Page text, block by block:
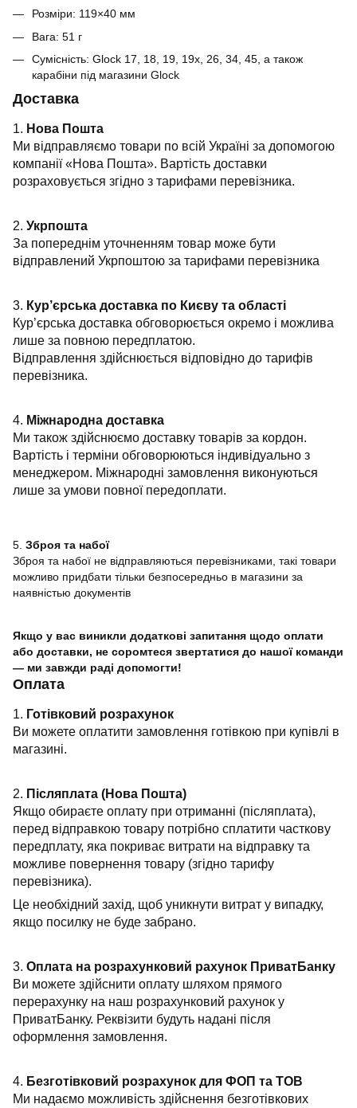
Розміри: 119×40 мм
Вага: 51 г
Сумісність: Glock 17, 18, 19, 19x, 26, 34, 45, а також
карабіни під магазини Glock
Доставка
1. Нова Пошта
Ми відправляємо товари по всій Україні за допомогою
компанії «Нова Пошта». Вартість доставки
розраховується згідно з тарифами перевізника.
2. Укрпошта
За попереднім уточненням товар може бути
відправлений Укрпоштою за тарифами перевізника
3. Кур’єрська доставка по Києву та області
Кур’єрська доставка обговорюється окремо і можлива
лише за повною передплатою.
Відправлення здійснюється відповідно до тарифів
перевізника.
4. Міжнародна доставка
Ми також здійснюємо доставку товарів за кордон.
Вартість і терміни обговорюються індивідуально з
менеджером. Міжнародні замовлення виконуються
лише за умови повної передоплати.
5. Зброя та набої
Зброя та набої не відправляються перевізниками, такі товари
можливо придбати тільки безпосередньо в магазини за
наявністью документів
Якщо у вас виникли додаткові запитання щодо оплати
або доставки, не соромтеся звертатися до нашої команди
— ми завжди раді допомогти!
Оплата
1. Готівковий розрахунок
Ви можете оплатити замовлення готівкою при купівлі в
магазині.
2. Післяплата (Нова Пошта)
Якщо обираєте оплату при отриманні (післяплата),
перед відправкою товару потрібно сплатити часткову
передплату, яка покриває витрати на відправку та
можливе повернення товару (згідно тарифу
перевізника).
Це необхідний захід, щоб уникнути витрат у випадку,
якщо посилку не буде забрано.
3. Оплата на розрахунковий рахунок ПриватБанку
Ви можете здійснити оплату шляхом прямого
перерахунку на наш розрахунковий рахунок у
ПриватБанку. Реквізити будуть надані після
оформлення замовлення.
4. Безготівковий розрахунок для ФОП та ТОВ
Ми надаємо можливість здійснення безготівкових